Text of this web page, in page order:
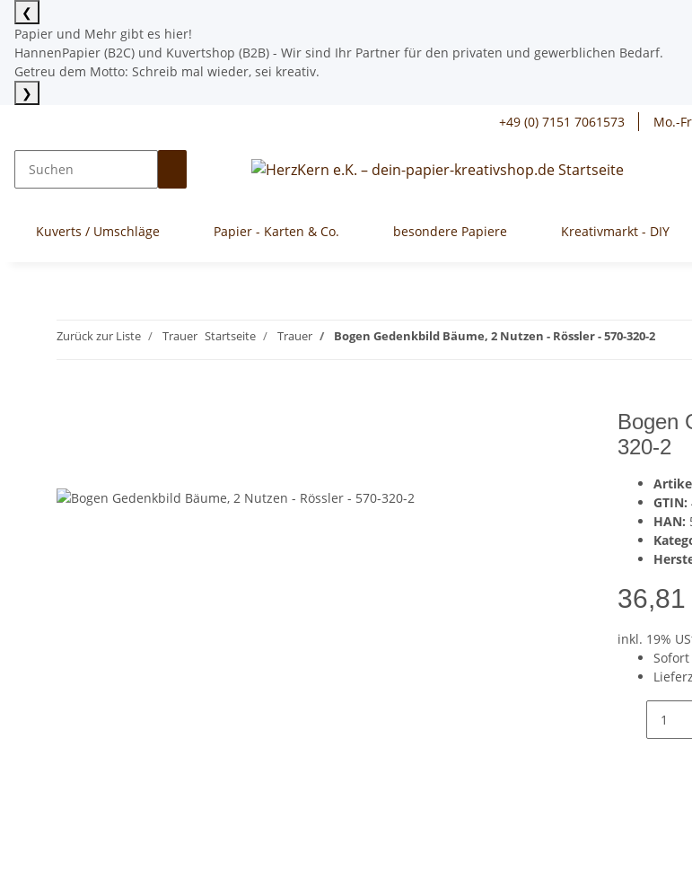
❮
Papier und Mehr gibt es hier!
HannenPapier (B2C) und Kuvertshop (B2B) - Wir sind Ihr Partner für den privaten und gewerblichen Bedarf.
Getreu dem Motto: Schreib mal wieder, sei kreativ.
❯
+49 (0) 7151 7061573 Mo.-
Kuverts / Umschläge Papier - Karten & Co. besondere Papiere Kreativmarkt - DIY
Zurück zur Liste Trauer Startseite Trauer Bogen Gedenkbild Bäume, 2 Nutzen - Rössler - 570-320-2
Bogen
320-2
GTIN:
HAN:
36,81
inkl. 19%